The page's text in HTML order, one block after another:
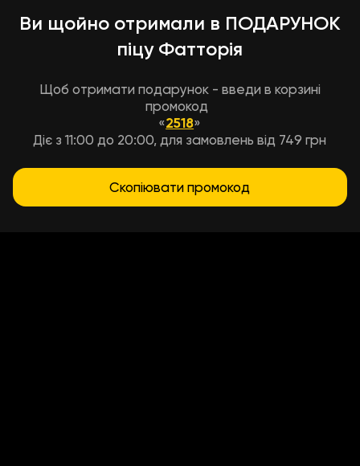
Ви щойно отримали в ПОДАРУНОК
піцу Фатторія
Щоб отримати подарунок - введи в корзині
промокод
«2518»
Діє з 11:00 до 20:00, для замовлень від 749 грн
Скопіювати промокод